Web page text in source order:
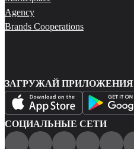
Agency
Brands Cooperations
ЗАГРУЖАЙ ПРИЛОЖЕНИЯ
СОЦИАЛЬНЫЕ СЕТИ